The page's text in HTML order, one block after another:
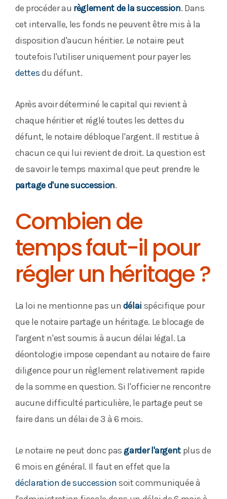
de procéder au règlement de la succession. Dans
cet intervalle, les fonds ne peuvent être mis à la
disposition d'aucun héritier. Le notaire peut
toutefois l'utiliser uniquement pour payer les
dettesdu défunt.
Après avoir déterminé le capital qui revient à
chaque héritier et réglé toutes les dettes du
défunt, le notaire débloque l'argent. Il restitue à
chacun ce qui lui revient de droit. La question est
de savoir le temps maximal que peut prendre le
partage d'une succession.
Combien de
temps faut-il pour
régler un héritage ?
La loi ne mentionne pas un délai spécifique pour
que le notaire partage un héritage. Le blocage de
l'argent n'est soumis à aucun délai légal. La
déontologie impose cependant au notaire de faire
diligence pour un règlement relativement rapide
de la somme en question. Si l'officier ne rencontre
aucune difficulté particulière, le partage peut se
faire dans un délai de 3 à 6 mois.
Le notaire ne peut donc pasgarder l'argent plus de
6 mois en général. Il faut en effet que la
déclaration de successionsoit communiquée à